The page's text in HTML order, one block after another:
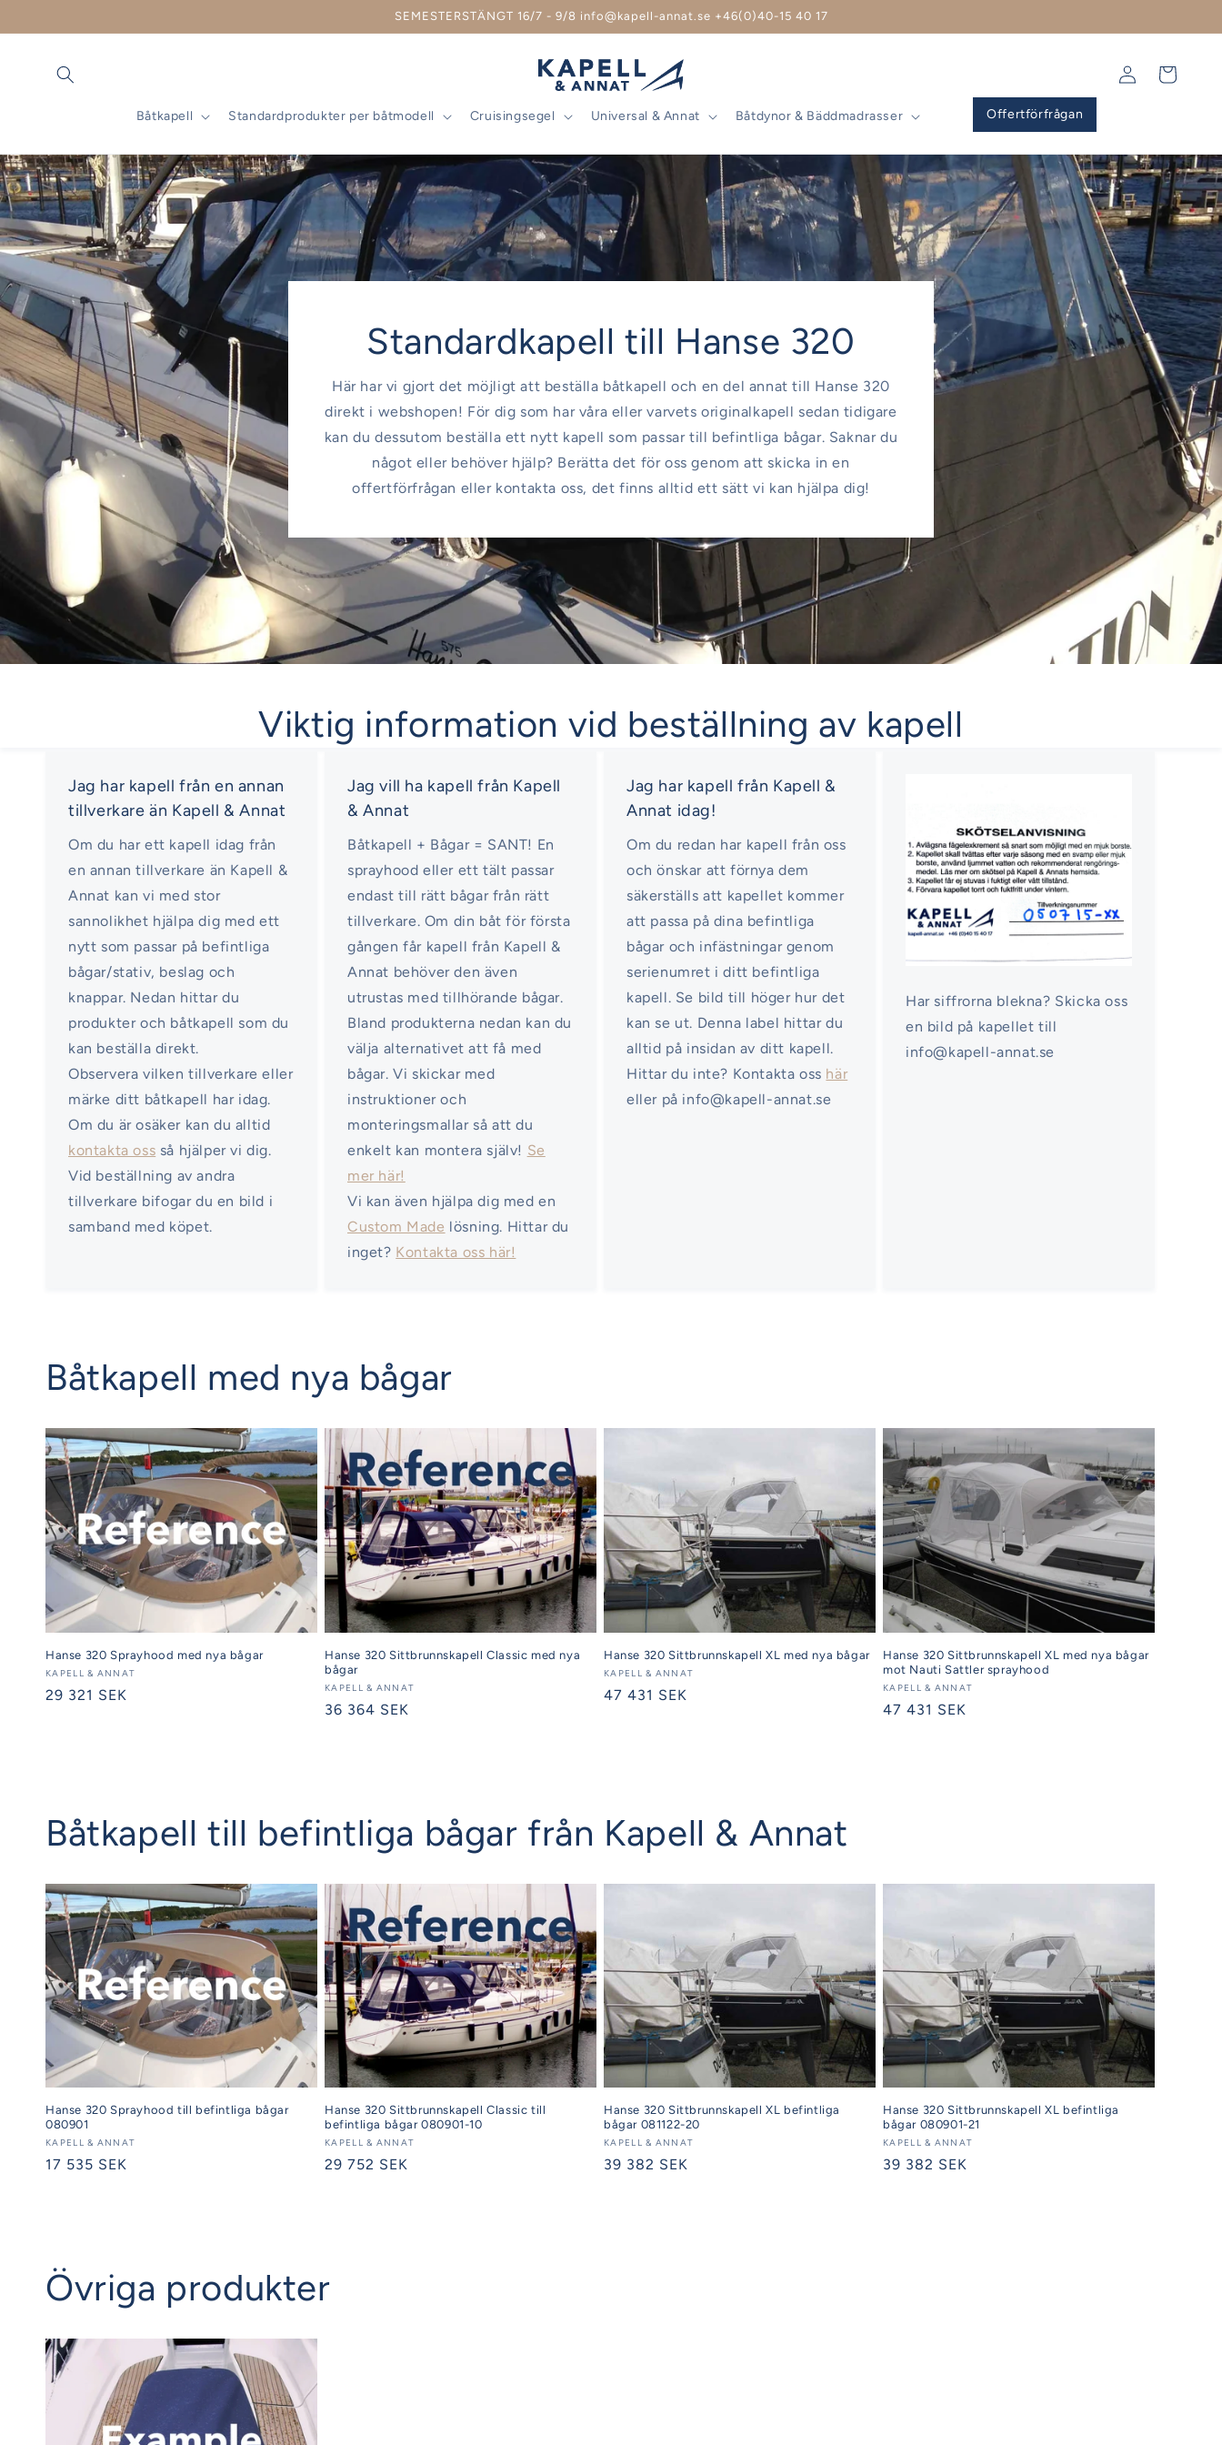
SEMESTERSTÄNGT 16/7 - 9/8 info@kapell-annat.se +46(0)40-15 40 17
Båtkapell Standardprodukter per båtmodell Cruisingsegel Universal & Annat Båtdynor & Bäddmadrasser Offertförfrågan
Logga
Varukorg
Standardkapell till Hanse 320
Här har vi gjort det möjligt att beställa båtkapell och en del annat till Hanse 320
direkt i webshopen! För dig som har våra eller varvets originalkapell sedan tidigare
kan du dessutom beställa ett nytt kapell som passar till befintliga bågar. Saknar du
något eller behöver hjälp? Berätta det för oss genom att skicka in en
offertförfrågan eller kontakta oss, det finns alltid ett sätt vi kan hjälpa dig!
Viktig information vid beställning av kapell
Jag har kapell från en annan
tillverkare än Kapell & Annat
Om du har ett kapell idag från
en annan tillverkare än Kapell &
Annat kan vi med stor
sannolikhet hjälpa dig med ett
nytt som passar på befintliga
bågar/stativ, beslag och
knappar. Nedan hittar du
produkter och båtkapell som du
kan beställa direkt.
Observera vilken tillverkare eller
märke ditt båtkapell har idag.
Om du är osäker kan du alltid
kontakta oss så hjälper vi dig.
Vid beställning av andra
tillverkare bifogar du en bild i
samband med köpet.
Jag vill ha kapell från Kapell
& Annat
Båtkapell + Bågar = SANT! En
sprayhood eller ett tält passar
endast till rätt bågar från rätt
tillverkare. Om din båt för första
gången får kapell från Kapell &
Annat behöver den även
utrustas med tillhörande bågar.
Bland produkterna nedan kan du
välja alternativet att få med
bågar. Vi skickar med
instruktioner och
monteringsmallar så att du
enkelt kan montera själv! Se
mer här!
Vi kan även hjälpa dig med en
Custom Made lösning. Hittar du
inget? Kontakta oss här!
Jag har kapell från Kapell &
Annat idag!
Om du redan har kapell från oss
och önskar att förnya dem
säkerställs att kapellet kommer
att passa på dina befintliga
bågar och infästningar genom
serienumret i ditt befintliga
kapell. Se bild till höger hur det
kan se ut. Denna label hittar du
alltid på insidan av ditt kapell.
Hittar du inte? Kontakta oss här
eller på info@kapell-annat.se
Har siffrorna blekna? Skicka oss
en bild på kapellet till
info@kapell-annat.se
Båtkapell med nya bågar
Hanse 320 Sprayhood med nya bågar
Säljare:
KAPELL & ANNAT
Ordinarie
29 321 SEK
Hanse 320 Sittbrunnskapell Classic med nya
bågar
Säljare:
KAPELL & ANNAT
Ordinarie
36 364 SEK
Hanse 320 Sittbrunnskapell XL med nya bågar
Säljare:
KAPELL & ANNAT
Ordinarie
47 431 SEK
Hanse 320 Sittbrunnskapell XL med nya bågar
mot Nauti Sattler sprayhood
Säljare:
KAPELL & ANNAT
Ordinarie
47 431 SEK
Båtkapell till befintliga bågar från Kapell & Annat
Hanse 320 Sprayhood till befintliga bågar
080901
Säljare:
KAPELL & ANNAT
Ordinarie
17 535 SEK
Hanse 320 Sittbrunnskapell Classic till
befintliga bågar 080901-10
Säljare:
KAPELL & ANNAT
Ordinarie
29 752 SEK
Hanse 320 Sittbrunnskapell XL befintliga
bågar 081122-20
Säljare:
KAPELL & ANNAT
Ordinarie
39 382 SEK
Hanse 320 Sittbrunnskapell XL befintliga
bågar 080901-21
Säljare:
KAPELL & ANNAT
Ordinarie
39 382 SEK
Övriga produkter